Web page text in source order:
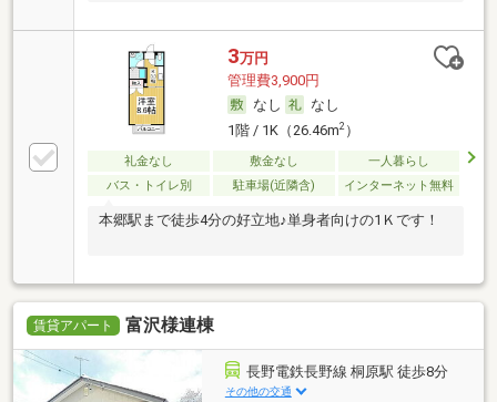
3万円
管理費3,900円
なし
なし
1階 / 1K（26.46m2）
礼金なし 敷金なし
一人暮らし
バス・トイレ別
駐車場(近隣含) インターネット無料
本郷駅まで徒歩4分の好立地♪単身者向けの1Ｋです！
賃貸アパート 富沢様連棟
長野電鉄長野線 桐原駅 徒歩8分
その他の交通